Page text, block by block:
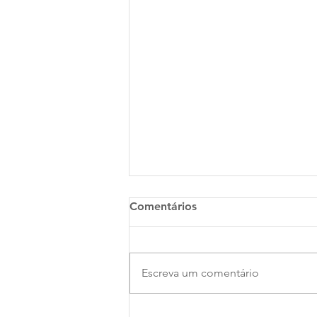
É tempo de celebrar!
Comentários
Escreva um comentário